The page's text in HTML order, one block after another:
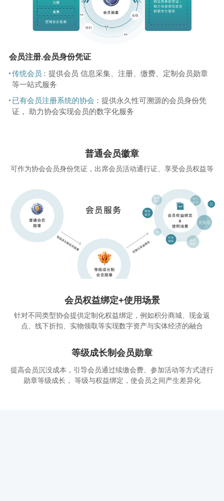
会员注册.会员身份凭证
传统会员：提供会员 信息采集、注册、缴费、定制会员勋章
等一站式服务
已有会员注册系统的协会：提供永久性可溯源的会员身份凭
证， 助力协会实现会员的数字化服务
普通会员徽章
可作为协会会员身份凭证，出席会员活动通行证、享受会员权益等
会员权益绑定+使用场景
针对不同类型协会提供定制化权益绑定，例如积分商城、现金返
点、线下折扣、实物领取等实现数字资产与实体经济的融合
等级成长制会员勋章
提高会员沉没成本，引导会员通过续缴会费、参加活动等方式进行
勋章等级成长， 等级与权益绑定，使会员之间产生差异化